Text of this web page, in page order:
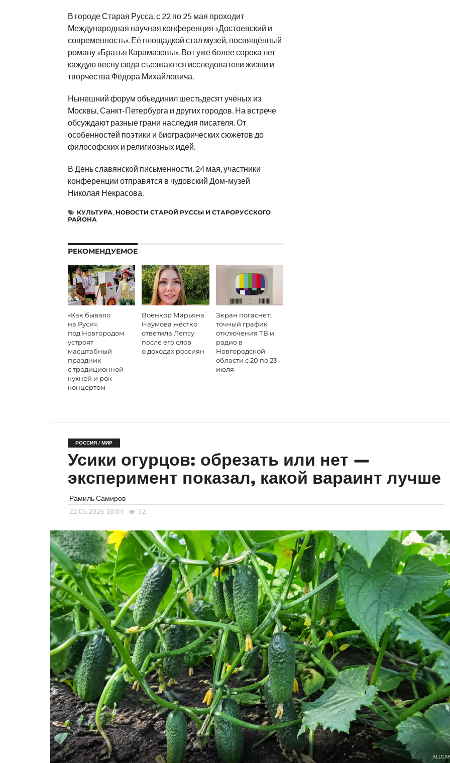
В городе Старая Русса, с 22 по 25 мая проходит
Международная научная конференция «Достоевский и
современность». Её площадкой стал музей, посвящённый
роману «Братья Карамазовы». Вот уже более сорока лет
каждую весну сюда съезжаются исследователи жизни и
творчества Фёдора Михайловича.
Нынешний форум объединил шестьдесят учёных из
Москвы, Санкт-Петербурга и других городов. На встрече
обсуждают разные грани наследия писателя. От
особенностей поэтики и биографических сюжетов до
философских и религиозных идей.
В День славянской письменности, 24 мая, участники
конференции отправятся в чудовский Дом-музей
Николая Некрасова.
КУЛЬТУРА, НОВОСТИ СТАРОЙ РУССЫ И СТАРОРУССКОГО
РАЙОНА
РЕКОМЕНДУЕМОЕ
«Как бывало
на Руси»:
под Новгородом
устроят
масштабный
праздник
с традиционной
кухней и рок-
концертом
Военкор Марьяна
Наумова жёстко
ответила Лепсу
после его слов
о доходах россиян
Экран погаснет:
точный график
отключения ТВ и
радио в
Новгородской
области с 20 по 23
июля
РОССИЯ / МИР
Усики огурцов: обрезать или нет —
эксперимент показал, какой вараинт лучше
Рамиль Самиров
22.05.2026 18:04 52